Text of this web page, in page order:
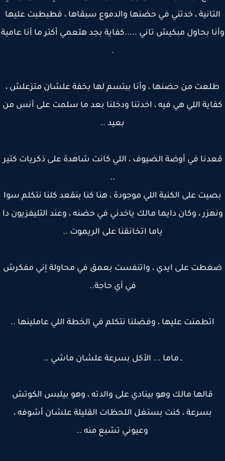
، خدتني في حضنها والدموع سبقاها ، فطبطبت عليها
بحاول مبكيش تاني .....كفاية بجد هتعمي أكتر ما أنا عامية
من حضنها ، وأنا ببتسم لها بخفة علشان متزعلش ،
اللي هي فيه ، اخدتنا ودخلنا بعد ما سلمت على أنس من
بعيد ..
في أوضة الضيوف ، اللي كانت شاهدة على ذكريات كتير
على الكنبة اللي موجودة ، هنا كنا بنقعد كلنا نتكلم سوا
، وكان دايما مالك ياخدني في حضنه ، وعند التليفزيون دا
ياما اتخانقنا على الريموت ..
على ايدي ، واتنفست بعمق في محاولة إني مفكرش
في أي حاجة..
اتطمنت عليها ، وفضلنا نتكلم في الخطة اللي عاملينها ..
ـ ماما ... الأكل بسرعة علشان ماشي ..
قالها مالك وهو بينادي على والدته ، وهو بيلبس الكوتش
بسرعة ، كنت بستغل اللحظات القليلة علشان أشوفه ،
وعيوني تشبع منه ..